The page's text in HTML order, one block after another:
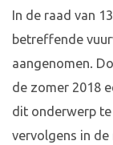
In de raad van
betreffende
aangenomen.
de zomer 2018
dit onderwerp te
vervolgens in